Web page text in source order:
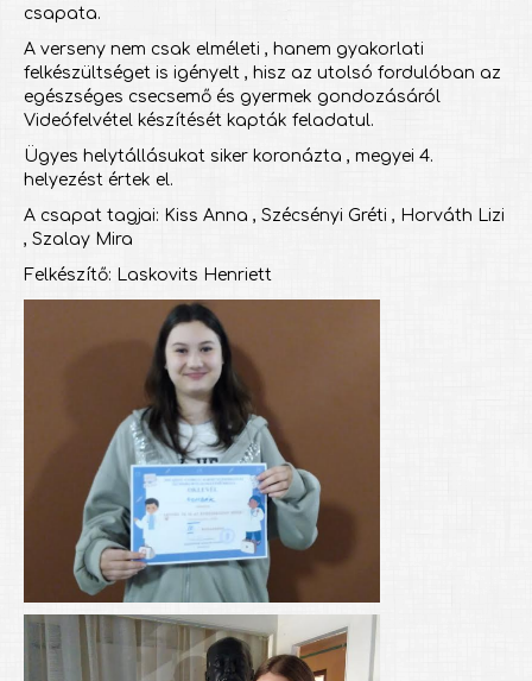
csapata.
A verseny nem csak elméleti , hanem gyakorlati
felkészültséget is igényelt , hisz az utolsó fordulóban az
egészséges csecsemő és gyermek gondozásáról
Videófelvétel készítését kapták feladatul.
Ügyes helytállásukat siker koronázta , megyei 4.
helyezést értek el.
A csapat tagjai: Kiss Anna , Szécsényi Gréti , Horváth Lizi
, Szalay Mira
Felkészítő: Laskovits Henriett